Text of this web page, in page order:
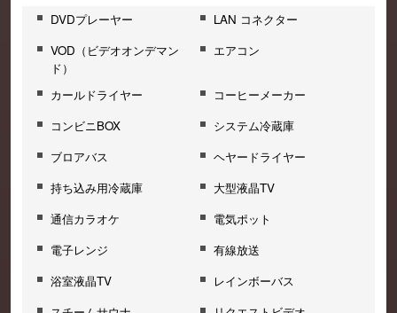
DVDプレーヤー
LAN コネクター
VOD（ビデオオンデマン
ド）
エアコン
カールドライヤー
コーヒーメーカー
コンビニBOX
システム冷蔵庫
ブロアバス
ヘヤードライヤー
持ち込み用冷蔵庫
大型液晶TV
通信カラオケ
電気ポット
電子レンジ
有線放送
浴室液晶TV
レインボーバス